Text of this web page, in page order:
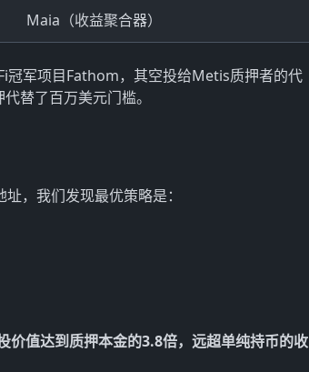
Maia（收益聚合器）
冠军项目Fathom，其空投给Metis质押者的代
替了百万美元门槛。
，我们发现最优策略是：
价值达到质押本金的3.8倍，远超单纯持币的收